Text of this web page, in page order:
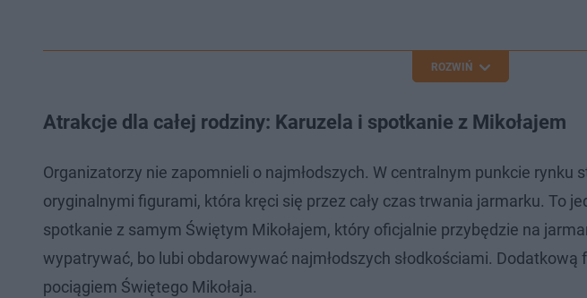
ROZWIŃ
Atrakcje dla całej rodziny: Karuzela i spotkanie z Mikołajem
Organizatorzy nie zapomnieli o najmłodszych. W centralnym punkcie rynku
oryginalnymi figurami, która kręci się przez cały czas trwania jarmarku. To
spotkanie z samym Świętym Mikołajem, który oficjalnie przybędzie na
wypatrywać, bo lubi obdarowywać najmłodszych słodkościami.
pociągiem Świętego Mikołaja.